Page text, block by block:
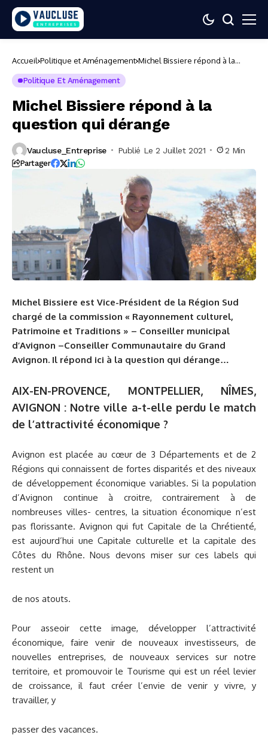
Accueil Politique et Aménagement Michel Bissiere répond à la
Politique Et Aménagement
Michel Bissiere répond à la
question qui dérange
Vaucluse_Entreprise Publié Le 2 Juillet 2021 2 Min
Partager
Michel Bissiere est Vice-Président de la Région Sud
chargé de la commission « Rayonnement culturel,
Patrimoine et Traditions » – Conseiller municipal
d’Avignon –Conseiller Communautaire du Grand
Avignon. Il répond ici à la question qui dérange…
AIX-EN-PROVENCE, MONTPELLIER, NÎMES,
AVIGNON : Notre ville a-t-elle perdu le match
de l’attractivité économique ?
Avignon est placée au cœur de 3 Départements et de 2
Régions qui connaissent de fortes disparités et des niveaux
de développement économique variables. Si la population
d’Avignon continue à croitre, contrairement à de
nombreuses villes- centres, la situation économique n’est
pas florissante. Avignon qui fut Capitale de la Chrétienté,
est aujourd’hui une Capitale culturelle et la capitale des
Côtes du Rhône. Nous devons miser sur ces labels qui
restent un
de nos atouts.
Pour asseoir cette image, développer l’attractivité
économique, faire venir de nouveaux investisseurs, de
nouvelles entreprises, de nouveaux services sur notre
territoire, et promouvoir le Tourisme qui est un réel levier
de croissance, il faut créer l’envie de venir y vivre, y
travailler, y
passer des vacances.